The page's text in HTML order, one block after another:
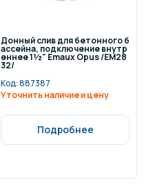
Донный слив для бетонного б
ассейна, подключение внутр
еннее 1½" Emaux Opus /EM28
32/
Код:887387
Уточнить наличие и цену
Подробнее